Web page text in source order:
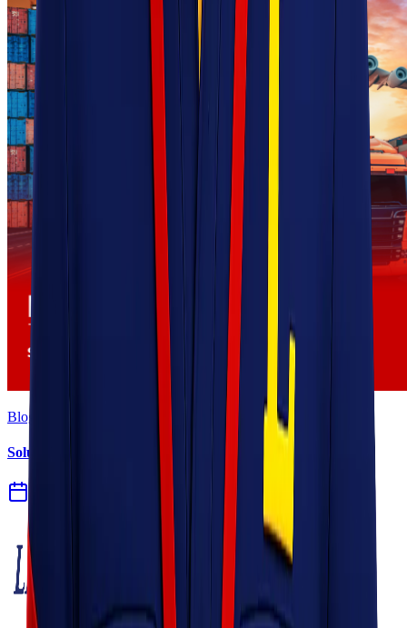
Blog
Solusi Logistik untuk Perusahaan Manufaktur